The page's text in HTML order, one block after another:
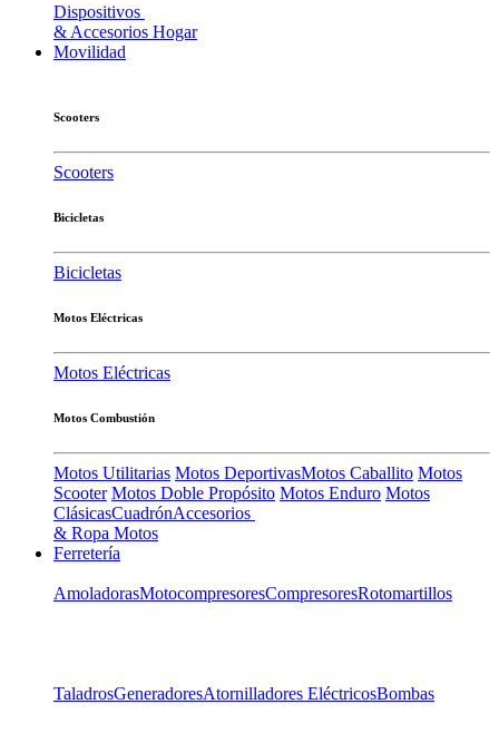
Dispositivos
& Accesorios Hogar
Movilidad
Scooters
Scooters
Bicicletas
Bicicletas
Motos Eléctricas
Motos Eléctricas
Motos Combustión
Motos Utilitarias Motos DeportivasMotos Caballito Motos
Scooter Motos Doble Propósito Motos Enduro Motos
ClásicasCuadrónAccesorios
& Ropa Motos
Ferretería
AmoladorasMotocompresoresCompresoresRotomartillos
TaladrosGeneradoresAtornilladores EléctricosBombas